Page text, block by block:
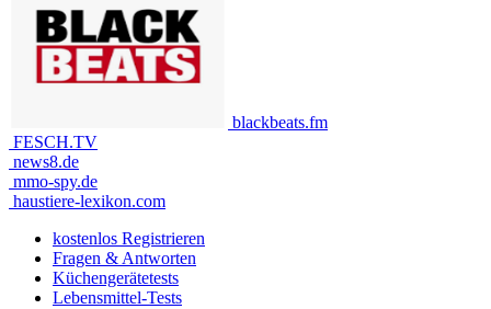
blackbeats.fm
FESCH.TV
news8.de
mmo-spy.de
haustiere-lexikon.com
kostenlos Registrieren
Fragen & Antworten
Küchengerätetests
Lebensmittel-Tests